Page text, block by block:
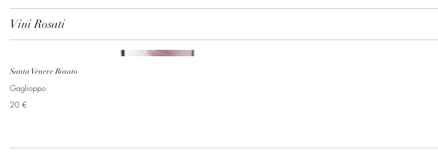
Vini Rosati
Santa Venere Rosato
Gaglioppo
20 €